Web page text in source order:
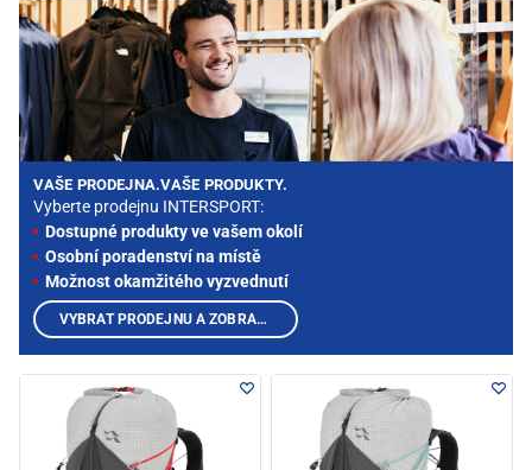
VAŠE PRODEJNA.VAŠE PRODUKTY.
Vyberte prodejnu INTERSPORT:
Dostupné produkty ve vašem okolí
Osobní poradenství na místě
Možnost okamžitého vyzvednutí
VYBRAT PRODEJNU A ZOBRAZIT PRODUKTY